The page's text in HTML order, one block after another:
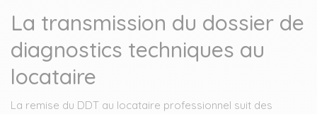
La transmission du dossier de
diagnostics techniques au
locataire
La remise du DDT au locataire professionnel suit des